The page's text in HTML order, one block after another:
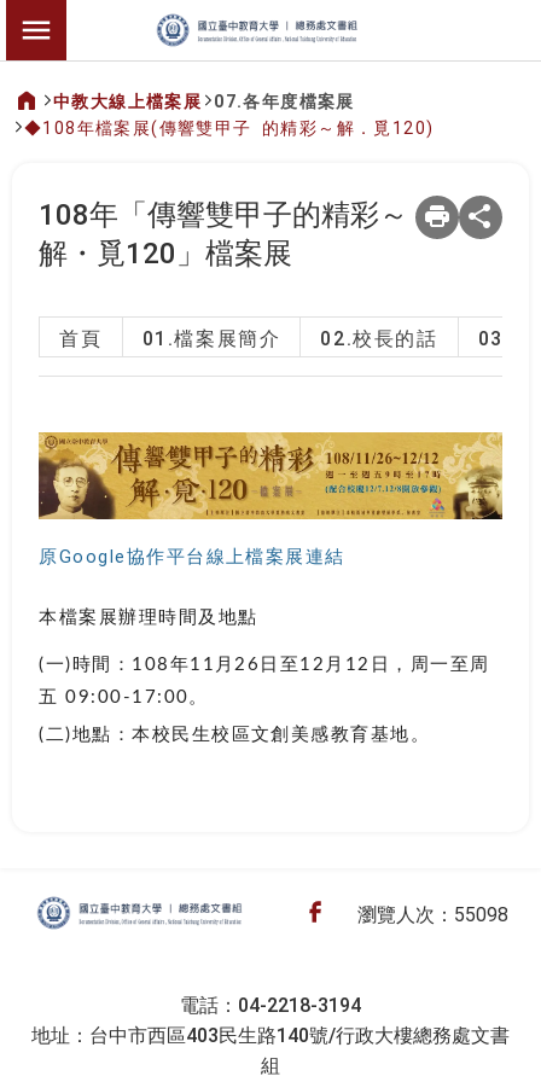
切換選單
中教大線上檔案展
07.各年度檔案展
◆108年檔案展(傳響雙甲子 的精彩～解．覓120)
108年「傳響雙甲子的精彩～
解・覓120」檔案展
首頁 01.檔案展簡介 02.校長的話 03.記
原Google協作平台線上檔案展連結
本檔案展辦理時間及地點
(一)時間：108年11月26日至12月12日，周一至周
五 09:00-17:00。
(二)地點：本校民生校區文創美感教育基地。
瀏覽人次：55098
文書組-檔案應用專區
Facebook
電話：04-2218-3194
地址：台中市西區403民生路140號/行政大樓總務處文書
組